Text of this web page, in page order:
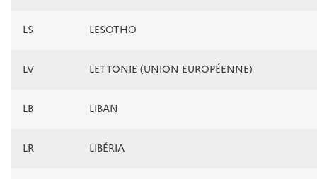
LS LESOTHO
LV LETTONIE (UNION EUROPÉENNE)
LB LIBAN
LR LIBÉRIA